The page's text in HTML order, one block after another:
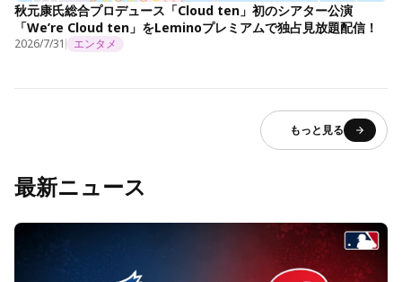
秋元康氏総合プロデュース「Cloud ten」初のシアター公演
「We’re Cloud ten」をLeminoプレミアムで独占見放題配信！
2026/7/31 エンタメ
もっと見る
最新ニュース